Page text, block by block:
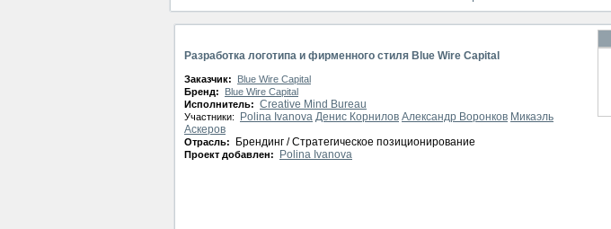
нет данных
Разработка логотипа и фирменного стиля Blue Wire Capital
Заказчик:
Blue Wire Capital
Бренд:
Blue Wire Capital
Исполнитель: Creative Mind Bureau
Участники: Polina Ivanova Денис Корнилов Александр Воронков Микаэль
Аскеров
Отрасль: Брендинг / Стратегическое позиционирование
Проект добавлен: Polina Ivanova